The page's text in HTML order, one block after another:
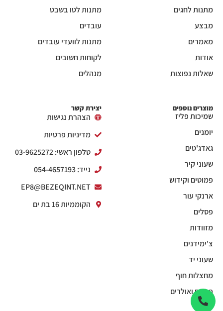
מתנות לחגים
מבצע
מאמרים
אודות
שאלות נפוצות
מתנות לטו בשבט
עובדים
מתנות לוועדי עובדים
לקוחות חשובים
מנהלים
מוצרים נוספים
שמיכות פליז
יומנים
גאדג'טים
שעוני קיר
פמוטים וקידוש
ארנקי עור
פסלים
מזוודות
צ'ימידנים
שעוני יד
מחצלות חוף
פנסים ואולרים
יצירת קשר
הצהרת נגישות
מדיניות פרטיות
טלפון ראשי: 03-9625272
נייד: 054-4657193
EP8@BEZEQINT.NET
הקוממיות 16 בת ים